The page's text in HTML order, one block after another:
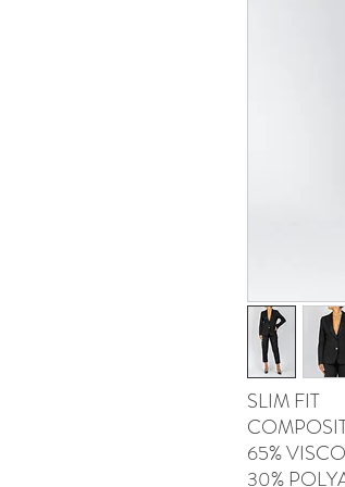
SLIM FIT
65%
30%